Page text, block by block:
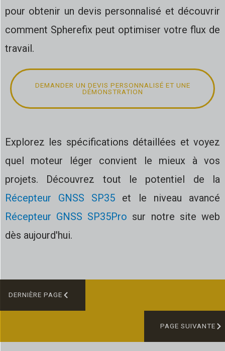
pour obtenir un devis personnalisé et découvrir
comment Spherefix peut optimiser votre flux de
travail.
DEMANDER UN DEVIS PERSONNALISÉ ET UNE
DÉMONSTRATION
Explorez les spécifications détaillées et voyez
quel moteur léger convient le mieux à vos
projets. Découvrez tout le potentiel de la
Récepteur GNSS SP35 et le niveau avancé
Récepteur GNSS SP35Pro sur notre site web
dès aujourd'hui.
DERNIÈRE PAGE
PAGE SUIVANTE